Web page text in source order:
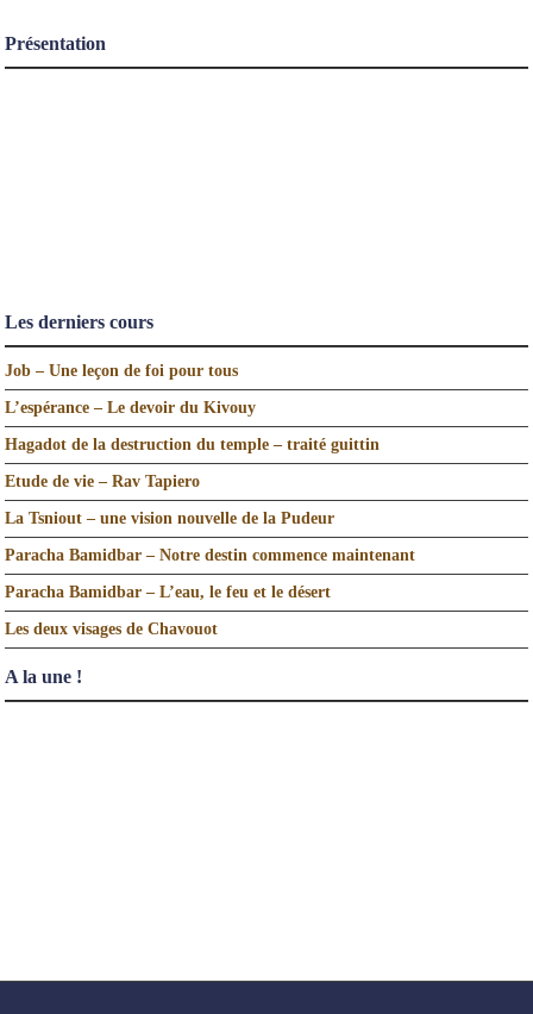
Présentation
Les derniers cours
Job – Une leçon de foi pour tous
L’espérance – Le devoir du Kivouy
Hagadot de la destruction du temple – traité guittin
Etude de vie – Rav Tapiero
La Tsniout – une vision nouvelle de la Pudeur
Paracha Bamidbar – Notre destin commence maintenant
Paracha Bamidbar – L’eau, le feu et le désert
Les deux visages de Chavouot
A la une !